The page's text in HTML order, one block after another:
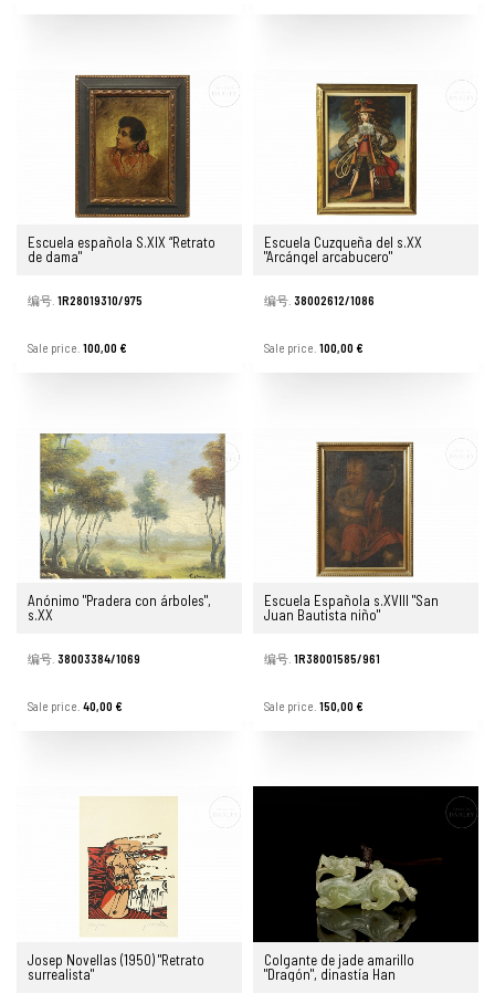
Escuela española S.XIX “Retrato
de dama"
编号. 1R28019310/975
Sale price. 100,00 €
Escuela Cuzqueña del s.XX
"Arcángel arcabucero"
编号. 38002612/1086
Sale price. 100,00 €
Anónimo "Pradera con árboles",
s.XX
编号. 38003384/1069
Sale price. 40,00 €
Escuela Española s.XVIII "San
Juan Bautista niño"
编号. 1R38001585/961
Sale price. 150,00 €
Josep Novellas (1950) "Retrato
surrealista"
Colgante de jade amarillo
"Dragón", dinastía Han